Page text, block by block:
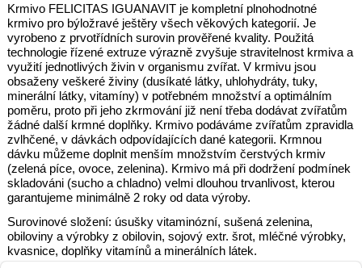
Krmivo FELICITAS IGUANAVIT je kompletní plnohodnotné
krmivo pro býložravé ještěry všech věkových kategorií. Je
vyrobeno z prvotřídních surovin prověřené kvality. Použitá
technologie řízené extruze výrazně zvyšuje stravitelnost krmiva a
využití jednotlivých živin v organismu zvířat. V krmivu jsou
obsaženy veškeré živiny (dusíkaté látky, uhlohydráty, tuky,
minerální látky, vitamíny) v potřebném množství a optimálním
poměru, proto při jeho zkrmování již není třeba dodávat zvířatům
žádné další krmné doplňky. Krmivo podáváme zvířatům zpravidla
zvlhčené, v dávkách odpovídajících dané kategorii. Krmnou
dávku můžeme doplnit menším množstvím čerstvých krmiv
(zelená píce, ovoce, zelenina). Krmivo má při dodržení podmínek
skladováni (sucho a chladno) velmi dlouhou trvanlivost, kterou
garantujeme minimálně 2 roky od data výroby.
Surovinové složení: úsušky vitaminózní, sušená zelenina,
obiloviny a výrobky z obilovin, sojový extr. šrot, mléčné výrobky,
kvasnice, doplňky vitamínů a minerálních látek.